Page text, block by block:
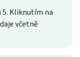
5. Kliknutím na
včetně